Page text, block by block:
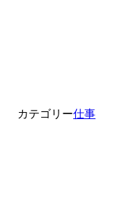
カテゴリー仕事